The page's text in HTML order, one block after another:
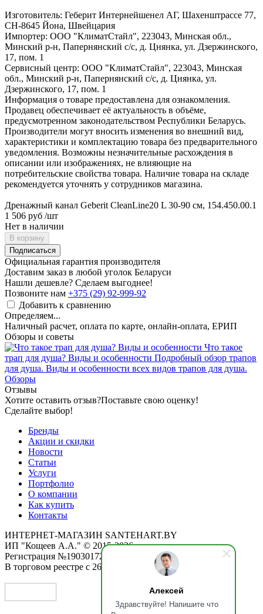
Алексей
Здравствуйте! Напишите что
Изготовитель: Геберит Интернейшенел АГ, Шахенштрассе 77,
CH-8645 Йона, Швейцария
Импортер: ООО "КлиматСтайл", 223043, Минская обл.,
Минский р-н, Папернянский с/с, д. Цнянка, ул. Дзержинского,
17, пом. 1
Сервисный центр: ООО "КлиматСтайл", 223043, Минская
обл., Минский р-н, Папернянский с/с, д. Цнянка, ул.
Дзержинского, 17, пом. 1
Информация о товаре предоставлена для ознакомления.
Продавец обеспечивает её актуальность в объёме,
предусмотренном законодательством Республики Беларусь.
Производители могут вносить изменения во внешний вид,
характеристики и комплектацию товара без предварительного
уведомления. Возможны незначительные расхождения в
описании или изображениях, не влияющие на
потребительские свойства товара. Наличие товара на складе
рекомендуется уточнять у сотрудников магазина.
Дренажный канал Geberit CleanLine20 L 30-90 см, 154.450.00.1
1 506 руб /шт
Нет в наличии
В корзину
Подписаться
Официальная гарантия производителя
Доставим заказ в любой уголок Беларуси
Нашли дешевле? Сделаем выгоднее!
Позвоните нам +375 (29) 92-999-92
Добавить к сравнению
Определяем...
Наличный расчет, оплата по карте, онлайн-оплата, ЕРИП
Обзоры и советы
Что такое
трап для душа? Виды и особенности Подробный обзор трапов
для душа. Виды и особенности всех видов трапов для душа.
Обзоры
Отзывы
Хотите оставить отзыв?Поставьте свою оценку!
Сделайте выбор!
Бренды
Акции и скидки
Новости
Статьи
Услуги
Портфолио
О компании
Как купить
Контакты
ИНТЕРНЕТ-МАГАЗИН SANTEHART.BY
ИП "Кощеев А.А." © 2015-2026
Регистрация №190301725 от 12.02.2015
В торговом реестре с 26.11.2019